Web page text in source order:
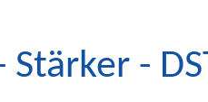
Stärker -